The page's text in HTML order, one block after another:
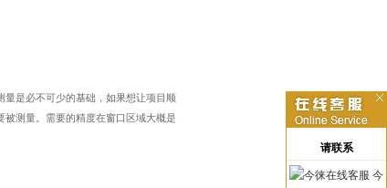
是必不可少的基础，如果想让项目顺
测量。需要的精度在窗口区域大概是
请联系
今